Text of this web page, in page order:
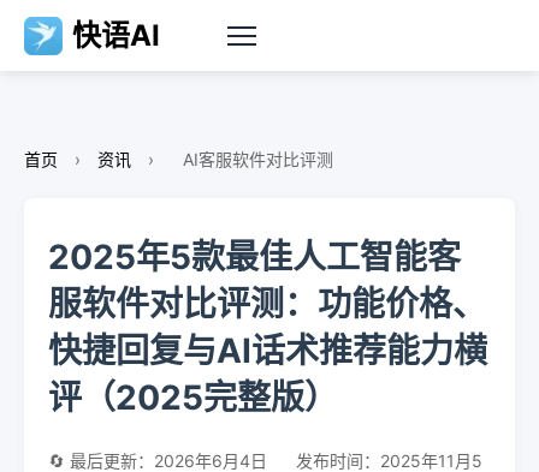
快语AI
首页 › 资讯 › AI客服软件对比评测
2025年5款最佳人工智能客
服软件对比评测：功能价格、
快捷回复与AI话术推荐能力横
评（2025完整版）
🔄 最后更新：2026年6月4日
发布时间：2025年11月5